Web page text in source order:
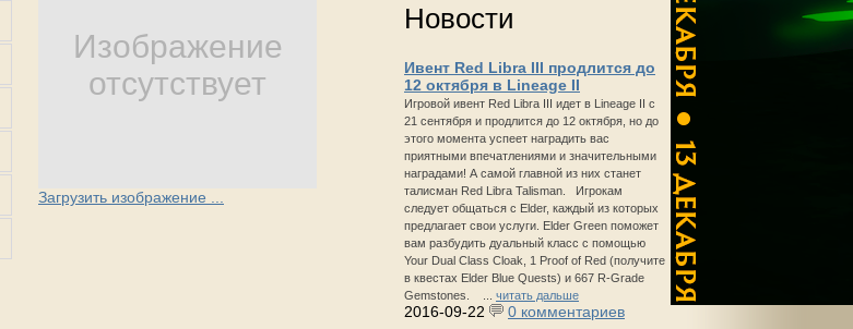
Новости
Ивент Red Libra III продлится до
12 октября в Lineage II
Игровой ивент Red Libra III идет в Lineage II с
21 сентября и продлится до 12 октября, но до
этого момента успеет наградить вас
приятными впечатлениями и значительными
наградами! А самой главной из них станет
талисман Red Libra Talisman. Игрокам
следует общаться с Elder, каждый из которых
предлагает свои услуги. Elder Green поможет
вам разбудить дуальный класс с помощью
Your Dual Class Cloak, 1 Proof of Red (получите
в квестах Elder Blue Quests) и 667 R-Grade
Gemstones. ... читать дальше
2016-09-22 0 комментариев
Изображение
отсутствует
Загрузить изображение ...